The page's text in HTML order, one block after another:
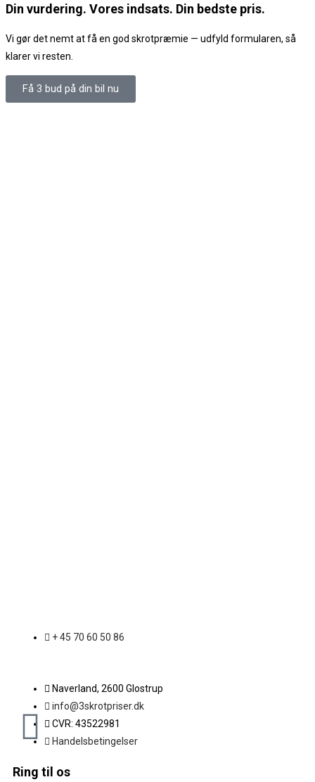
Din vurdering. Vores indsats. Din bedste pris.
Vi gør det nemt at få en god skrotpræmie — udfyld formularen, så
klarer vi resten.
Få 3 bud på din bil nu
+ 45 70 60 50 86
Naverland, 2600 Glostrup
info@3skrotpriser.dk
CVR: 43522981
Handelsbetingelser
Ring til os